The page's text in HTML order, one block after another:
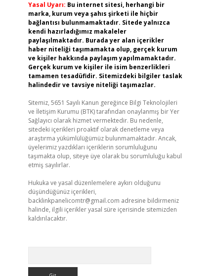
Yasal Uyarı: Bu internet sitesi, herhangi bir
marka, kurum veya şahıs şirketi ile hiçbir
bağlantısı bulunmamaktadır. Sitede yalnızca
kendi hazırladığımız makaleler
paylaşılmaktadır. Burada yer alan içerikler
haber niteliği taşımamakta olup, gerçek kurum
ve kişiler hakkında paylaşım yapılmamaktadır.
Gerçek kurum ve kişiler ile isim benzerlikleri
tamamen tesadüfidir. Sitemizdeki bilgiler taslak
halindedir ve tavsiye niteliği taşımazlar.
Sitemiz, 5651 Sayılı Kanun gereğince Bilgi Teknolojileri
ve İletişim Kurumu (BTK) tarafından onaylanmış bir Yer
Sağlayıcı olarak hizmet vermektedir. Bu nedenle,
sitedeki içerikleri proaktif olarak denetleme veya
araştırma yükümlülüğümüz bulunmamaktadır. Ancak,
üyelerimiz yazdıkları içeriklerin sorumluluğunu
taşımakta olup, siteye üye olarak bu sorumluluğu kabul
etmiş sayılırlar.
Hukuka ve yasal düzenlemelere aykırı olduğunu
düşündüğünüz içerikleri,
backlinkpanelicomtr@gmail.com adresine bildirmeniz
halinde, ilgili içerikler yasal süre içerisinde sitemizden
kaldırılacaktır.